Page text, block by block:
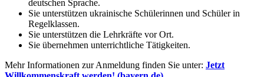
deutschen Sprache.
Sie unterstützen ukrainische Schülerinnen und Schüler in
Regelklassen.
Sie unterstützen die Lehrkräfte vor Ort.
Sie übernehmen unterrichtliche Tätigkeiten.
Mehr Informationen zur Anmeldung finden Sie unter: Jetzt